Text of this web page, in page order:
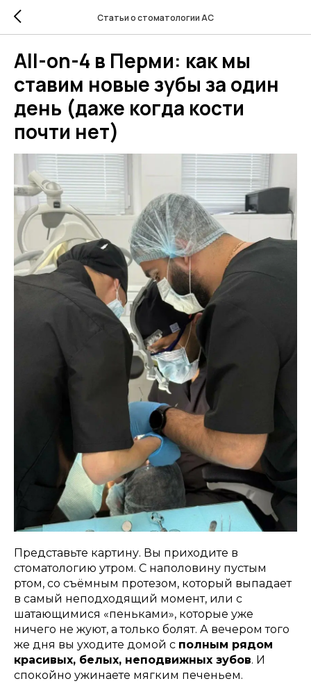
Статьи о стоматологии АС
All-on-4 в Перми: как мы
ставим новые зубы за один
день (даже когда кости
почти нет)
Представьте картину. Вы приходите в
стоматологию утром. С наполовину пустым
ртом, со съёмным протезом, который выпадает
в самый неподходящий момент, или с
шатающимися «пеньками», которые уже
ничего не жуют, а только болят. А вечером того
же дня вы уходите домой с полным рядом
красивых, белых, неподвижных зубов. И
спокойно ужинаете мягким печеньем.